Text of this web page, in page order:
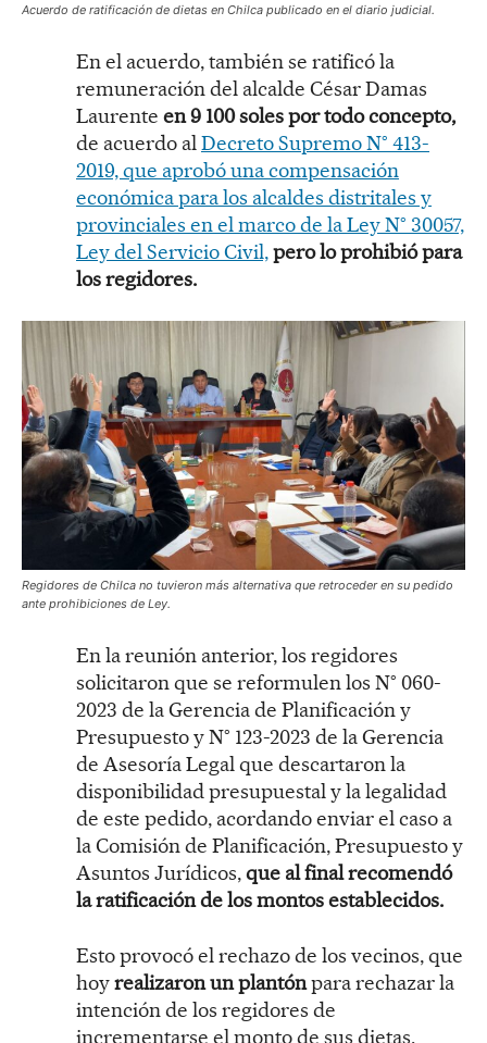
Acuerdo de ratificación de dietas en Chilca publicado en el diario judicial.
En el acuerdo, también se ratificó la
remuneración del alcalde César Damas
Laurente en 9 100 soles por todo concepto,
de acuerdo alDecreto Supremo N° 413-
2019, que aprobó una compensación
económica para los alcaldes distritales y
provinciales en el marco de la Ley N° 30057,
Ley del Servicio Civil,pero lo prohibió para
los regidores.
Regidores de Chilca no tuvieron más alternativa que retroceder en su pedido
ante prohibiciones de Ley.
En la reunión anterior, los regidores
solicitaron que se reformulen los N° 060-
2023 de la Gerencia de Planificación y
Presupuesto y N° 123-2023 de la Gerencia
de Asesoría Legal que descartaron la
disponibilidad presupuestal y la legalidad
de este pedido, acordando enviar el caso a
la Comisión de Planificación, Presupuesto y
Asuntos Jurídicos,que al final recomendó
la ratificación de los montos establecidos.
Esto provocó el rechazo de los vecinos, que
hoyrealizaron un plantónpara rechazar la
intención de los regidores de
incrementarse el monto de sus dietas.